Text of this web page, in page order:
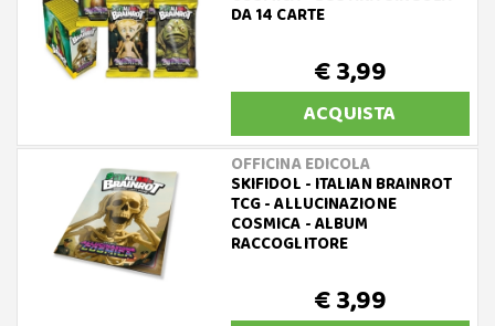
DA 14 CARTE
€ 3,99
ACQUISTA
OFFICINA EDICOLA
SKIFIDOL - ITALIAN BRAINROT
TCG - ALLUCINAZIONE
COSMICA - ALBUM
RACCOGLITORE
€ 3,99